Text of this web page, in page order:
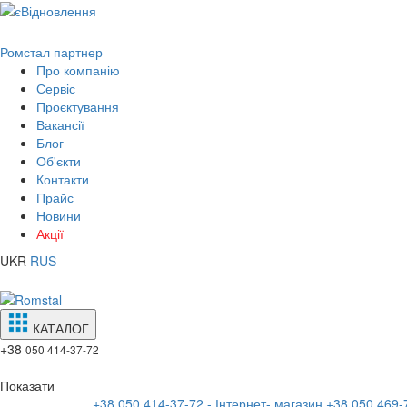
Ромстал партнер
Про компанію
Сервіс
Проєктування
Вакансії
Блог
Об'єкти
Контакти
Прайс
Новини
Акції
UKR RUS
КАТАЛОГ
+38 050 414-37-72
Показати
+38 050 414-37-72 - Інтернет- магазин +38 050